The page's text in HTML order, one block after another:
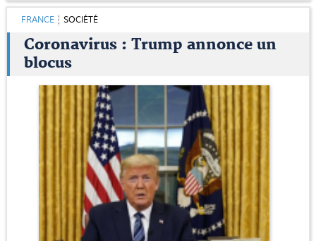
FRANCE SOCIÉTÉ
Coronavirus : Trump annonce un
blocus